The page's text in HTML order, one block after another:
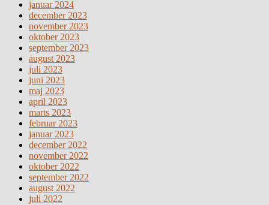
januar 2024
december 2023
november 2023
oktober 2023
september 2023
august 2023
juli 2023
juni 2023
maj 2023
april 2023
marts 2023
februar 2023
januar 2023
december 2022
november 2022
oktober 2022
september 2022
august 2022
juli 2022